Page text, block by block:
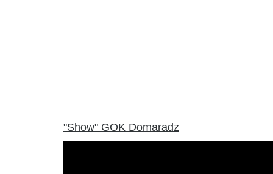
"Show" GOK Domaradz